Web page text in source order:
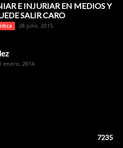
E INJURIAR EN MEDIOS Y
SALIR CARO
28 julio, 2015
enero, 2014
7235